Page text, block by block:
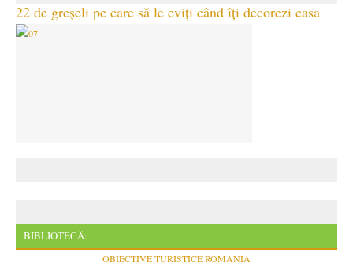
22 de greșeli pe care să le eviți când îți decorezi casa
BIBLIOTECĂ:
OBIECTIVE TURISTICE ROMANIA